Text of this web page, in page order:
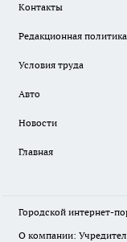
Контакты
Редакционная политика
Условия труда
Авто
Новости
Главная
Городской интернет-
О компании: